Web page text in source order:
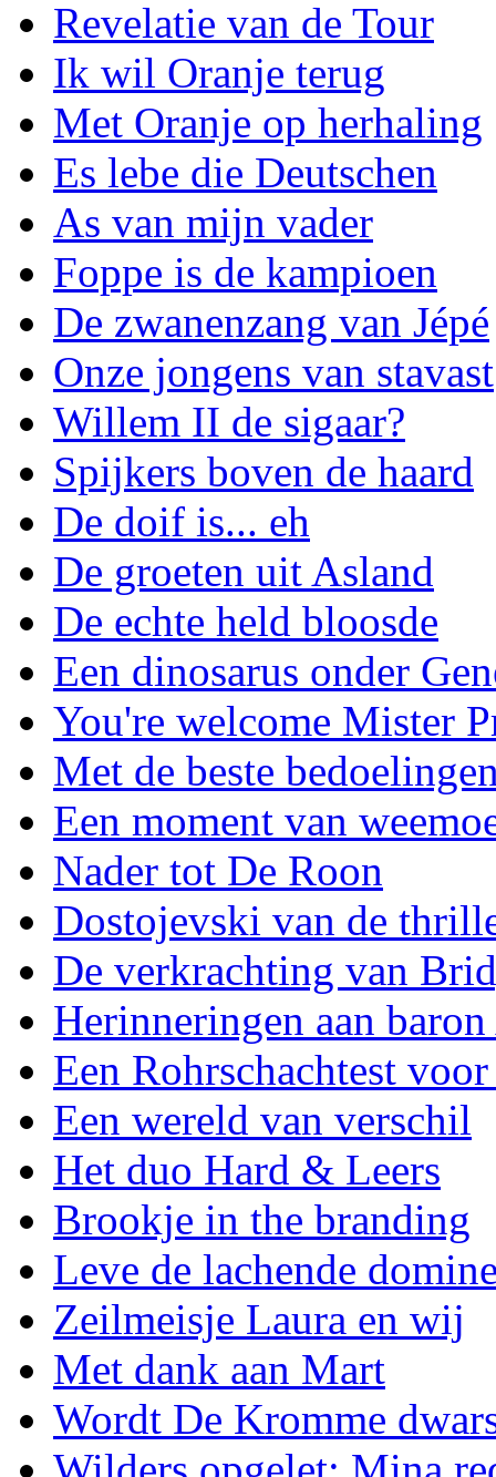
Revelatie van de Tour
Ik wil Oranje terug
Met Oranje op herhaling
Es lebe die Deutschen
As van mijn vader
Foppe is de kampioen
De zwanenzang van Jépé
Onze jongens van stavast
Willem II de sigaar?
Spijkers boven de haard
De doif is... eh
De groeten uit Asland
De echte held bloosde
Een dinosarus onder
You're welcome Mister
Met de beste
Een moment van
Nader tot De Roon
Dostojevski van de
De verkrachting van
Herinneringen aan
Een Rohrschachtest
Een wereld van verschil
Het duo Hard & Leers
Brookje in the branding
Leve de lachende
Zeilmeisje Laura en wij
Met dank aan Mart
Wordt De Kromme